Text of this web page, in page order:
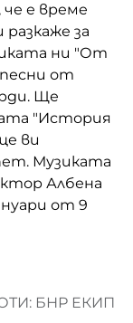
че е време
за
ни "От
от
Ще
"История
ви
Музиката
Албена
от 9
БНР ЕКИП